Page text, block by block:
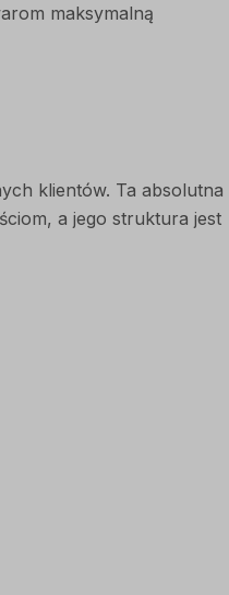
maksymalną
klientów. Ta absolutna
a jego struktura jest